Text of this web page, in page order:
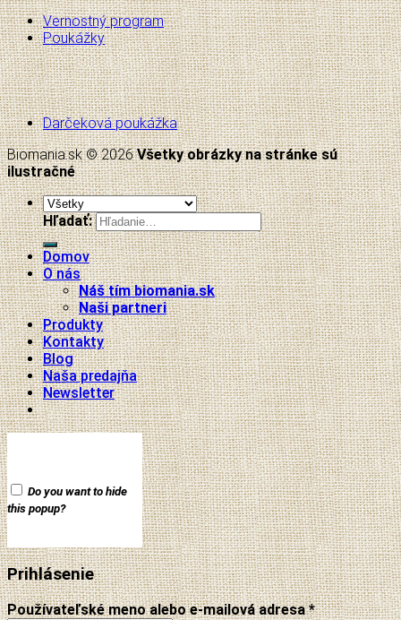
Vernostný program
Poukážky
Darčeková poukážka
Biomania.sk © 2026Všetky obrázky na stránke sú
ilustračné
Hľadať:
Domov
O nás
Náš tím biomania.sk
Naši partneri
Produkty
Kontakty
Blog
Naša predajňa
Newsletter
Do you want to hide
this popup?
Prihlásenie
Používateľské meno alebo e-mailová adresa*